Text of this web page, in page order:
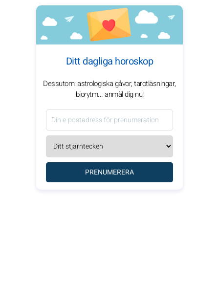
Ditt dagliga horoskop
Dessutom: astrologiska gåvor, tarotläsningar,
biorytm... anmäl dig nu!
PRENUMERERA